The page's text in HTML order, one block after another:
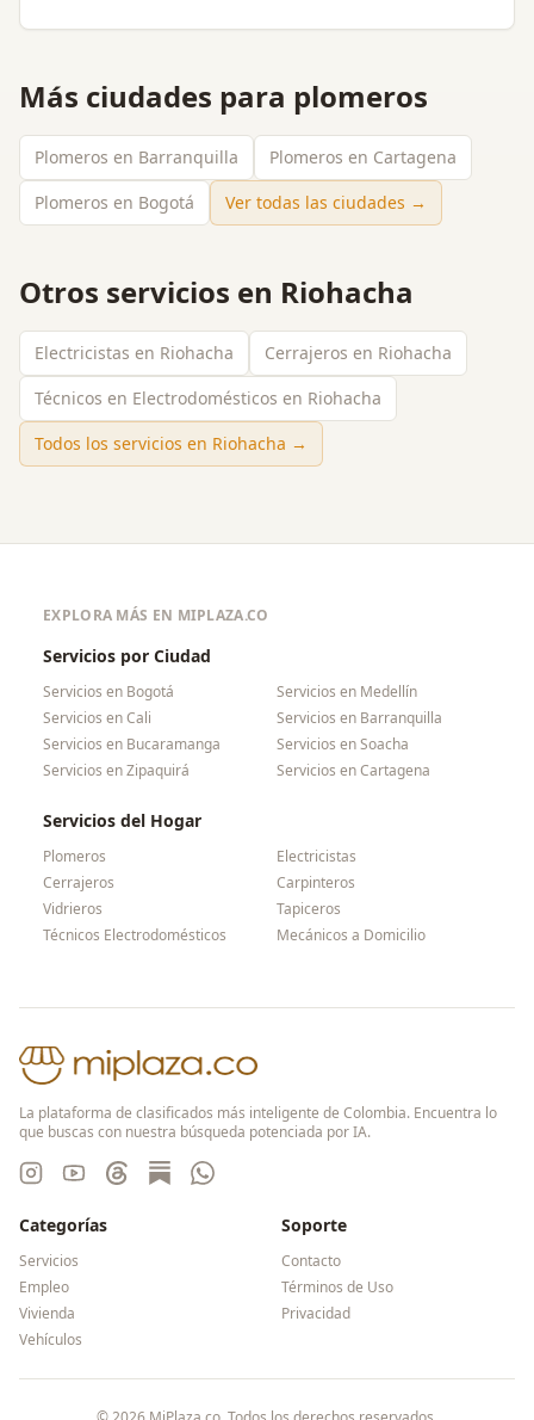
Más ciudades para plomeros
Plomeros en Barranquilla
Plomeros en Cartagena
Plomeros en Bogotá
Ver todas las ciudades →
Otros servicios en Riohacha
Electricistas en Riohacha
Cerrajeros en Riohacha
Técnicos en Electrodomésticos en Riohacha
Todos los servicios en Riohacha →
EXPLORA MÁS EN MIPLAZA.CO
Servicios por Ciudad
Servicios en Bogotá Servicios en Medellín
Servicios enCali Servicios en Barranquilla
Servicios en Bucaramanga Servicios enSoacha
Servicios enZipaquirá Servicios enCartagena
Servicios del Hogar
Plomeros
Electricistas
Cerrajeros
Carpinteros
Vidrieros
Tapiceros
Técnicos Electrodomésticos
Mecánicos a Domicilio
La plataforma de clasificados más inteligente de Colombia. Encuentra lo
que buscas con nuestra búsqueda potenciada por IA.
Categorías
Servicios
Empleo
Vivienda
Vehículos
Soporte
Contacto
Términos de Uso
Privacidad